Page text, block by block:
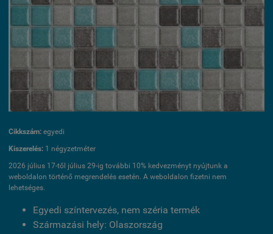
Cikkszám: egyedi
Kiszerelés: 1 négyzetméter
2026 július 17-től július 29-ig további 10% kedvezményt nyújtunk a
weboldalon történő megrendelés esetén. A weboldalon fizetni nem
lehetséges.
Egyedi színtervezés, nem széria termék
Származási hely: Olaszország